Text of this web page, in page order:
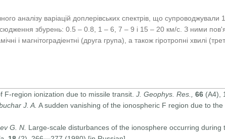
аналізу варіацій доплерівських спектрів, що супроводжували
збурень: 0.5 – 0.8, 1 – 6, 7 – 9 і 15 – 20 км/с. З ними
і магнітоградіентні (друга група), а також гіротропні хвилі
F-region ionization due to missile transit. J. Geophys. Res., 66(A4),
J. A. A sudden vanishing of the ionospheric F region due to the
G. N. Large-scale disturbances of the ionosphere occurring during